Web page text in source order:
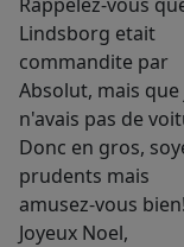
Lindsborg etait
commandite par
Absolut, mais que
n'avais pas de
Donc en gros,
prudents mais
amusez-vous bien!
Joyeux Noel,